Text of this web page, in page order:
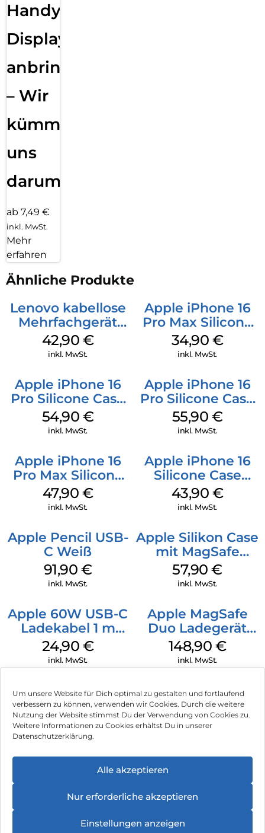
Um unsere Website für Dich optimal zu gestalten und fortlaufend
verbessern zu können, verwenden wir Cookies. Durch die weitere
Nutzung der Website stimmst Du der Verwendung von Cookies zu.
Weitere Informationen zu Cookies erhältst Du in unserer
Datenschutzerklärung.
Alle akzeptieren
Nur erforderliche akzeptieren
Einstellungen anzeigen
Handy
Displayfolie
anbringen
– Wir
kümmern
uns
darum!
ab 7,49 €
inkl. MwSt.
Mehr
erfahren
Ähnliche Produkte
Lenovo kabellose
Mehrfachgerät
Luna Grey
42,90 €
inkl. MwSt.
Apple iPhone 16
Pro Max Silicone
Case MagSafe
Denim
34,90 €
inkl. MwSt.
Apple iPhone 16
Pro Silicone Case
MagSafe Black
54,90 €
inkl. MwSt.
Apple iPhone 16
Pro Silicone Case
MagSafe Stone
Gray
55,90 €
inkl. MwSt.
Apple iPhone 16
Pro Max Silicone
Case MagSafe
Black
47,90 €
inkl. MwSt.
Apple iPhone 16
Silicone Case
MagSafe Plum
43,90 €
inkl. MwSt.
Apple Pencil USB-
C Weiß
91,90 €
inkl. MwSt.
Apple Silikon Case
mit MagSafe
iPhone 14 Pro
(PRODUCT)RED
57,90€
inkl. MwSt.
Apple 60W USB-C
Ladekabel 1 m
Weiß
24,90 €
inkl. MwSt.
Apple MagSafe
Duo Ladegerät
Weiß
148,90 €
inkl. MwSt.
Impressum
Hinweis zur Batterieentsorgung